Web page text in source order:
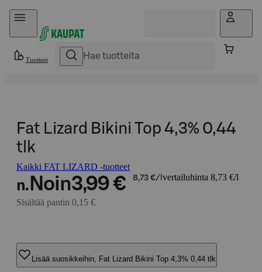
Hyppää sisältöön
Tuotteet
Fat Lizard Bikini Top 4,3% 0,44
tlk
Kaikki FAT LIZARD -tuotteet
n. Noin3,99 € 8,73 €/l vertailuhinta 8,73 €/l
Sisältää pantin 0,15 €
Lisää suosikkeihin, Fat Lizard Bikini Top 4,3% 0,44 tlk